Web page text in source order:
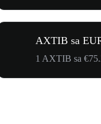
AXTIB sa
1 AXTIB sa